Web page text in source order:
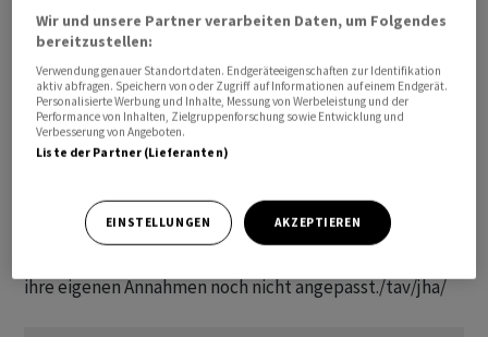
Abschreibungen (Ebitda) verringerte sich um 26 Prozent
auf knapp 517 Millionen Euro. Der auf die Aktionäre
entfallende Gewinn unter dem Strich kam bei 202,5
Millionen Euro heraus, das waren etwa 40 Prozent
weniger als noch vor einem Jahr. Damit fiel die
Halbjahresbilanz noch etwas schlechter aus als am
bereits vor rund einem Monat ihre Umsatz- und
Margenprognose für 2023 wegen einer schwachen
ihre eigenen Annahmen noch nicht angepasst./tav/jha/
Wir und unsere Partner verarbeiten Daten, um Folgendes
bereitzustellen:
Verwendung genauer Standortdaten. Endgeräteeigenschaften zur Identifikation
aktiv abfragen. Speichern von oder Zugriff auf Informationen auf einem Endgerät.
Personalisierte Werbung und Inhalte, Messung von Werbeleistung und der
Performance von Inhalten, Zielgruppenforschung sowie Entwicklung und
Verbesserung von Angeboten.
Liste der Partner (Lieferanten)
EINSTELLUNGEN AKZEPTIEREN